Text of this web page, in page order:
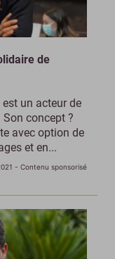
de
un acteur de
Son concept ?
avec option de
et en...
- Contenu sponsorisé